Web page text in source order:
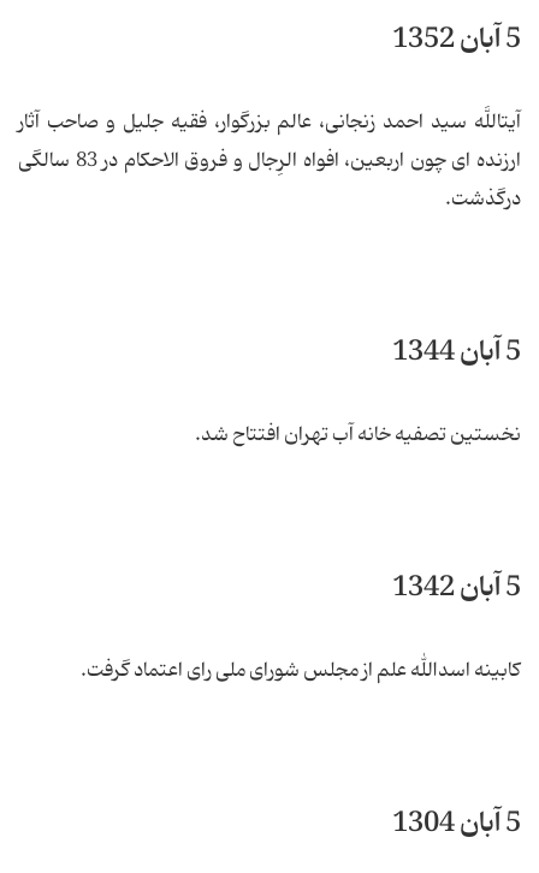
5 آبان 1352
آیت‏اللَّه سید احمد زنجانی، عالم بزرگوار، فقیه جلیل و صاحب آثار
ارزنده ای چون اربعین، افواه الرِجال و فروق الاحکام در 83 سالگی
درگذشت.
5 آبان 1344
نخستین تصفیه خانه آب تهران افتتاح شد.
5 آبان 1342
کابینه اسدالله علم از مجلس شورای ملی رای اعتماد گرفت.
5 آبان 1304